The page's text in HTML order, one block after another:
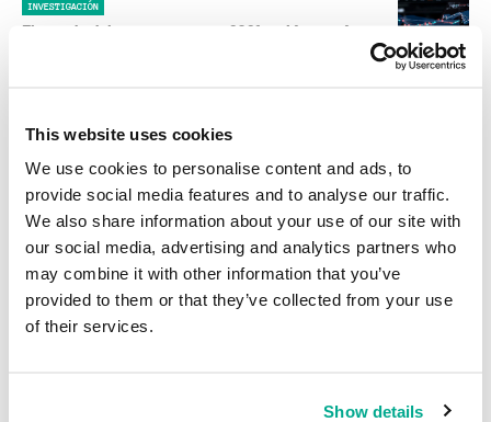
This website uses cookies
We use cookies to personalise content and ads, to
provide social media features and to analyse our traffic.
We also share information about your use of our site with
our social media, advertising and analytics partners who
may combine it with other information that you’ve
provided to them or that they’ve collected from your use
of their services.
Show details
INVESTIGACIÓN
El mundo del ransomware en 2021: quiénes, cómo
Doxing, robos y exhibiciones. ¿Dónde van a parar
INFORMES
BlindEagle vuela alto en LATAM
Kaspersky proporciona información sobre la actividad y los TTPs